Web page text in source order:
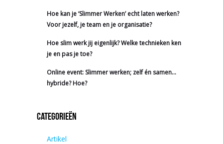
Hoe kan je ‘Slimmer Werken’ echt laten werken?
Voor jezelf, je team en je organisatie?
Hoe slim werk jij eigenlijk? Welke technieken ken
je en pas je toe?
Online event: Slimmer werken; zelf én samen…
hybride? Hoe?
Categorieën
Artikel